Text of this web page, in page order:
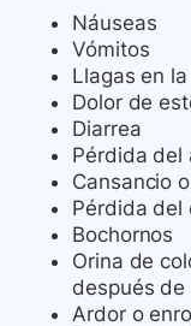
Náuseas
Vómitos
Llagas en
Dolor de
Diarrea
Pérdida del
Cansancio
Pérdida del
Bochornos
Orina de
después de
Ardor o